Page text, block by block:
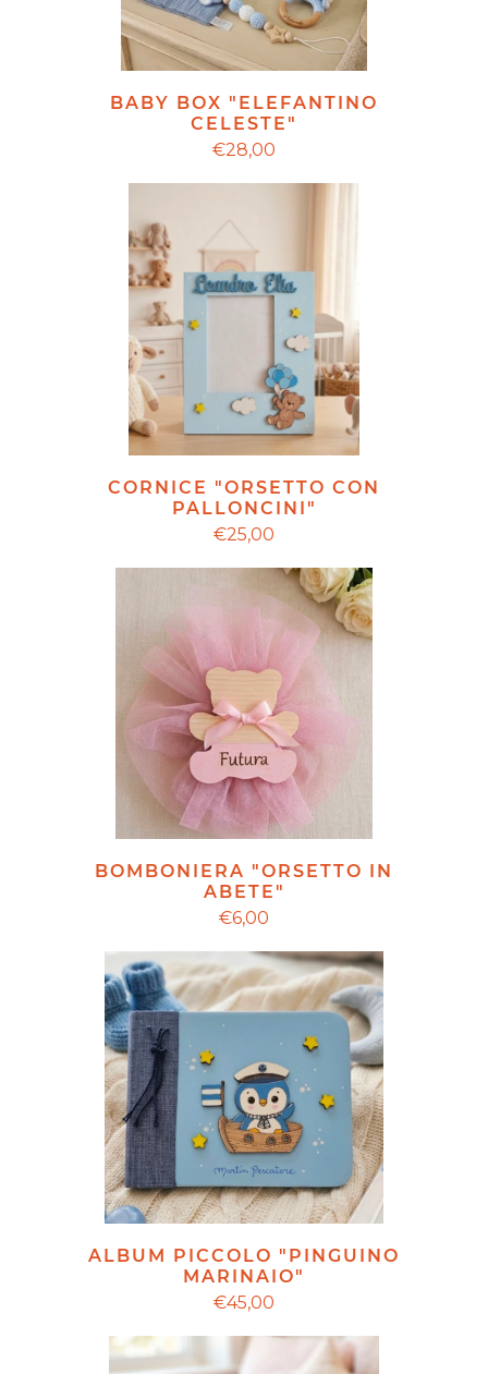
BABY BOX "ELEFANTINO
CELESTE"
€28,00
CORNICE "ORSETTO CON
PALLONCINI"
€25,00
BOMBONIERA "ORSETTO IN
ABETE"
€6,00
ALBUM PICCOLO "PINGUINO
MARINAIO"
€45,00